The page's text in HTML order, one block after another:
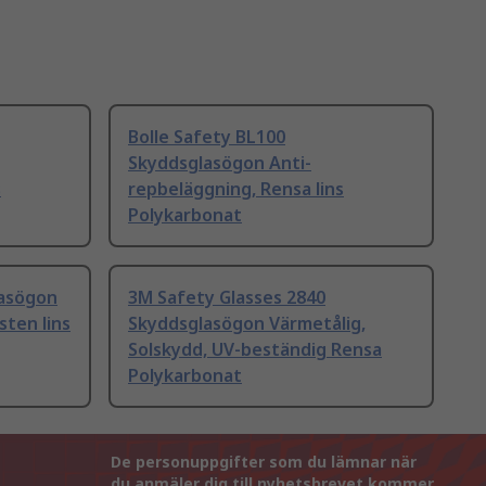
Bolle Safety BL100
Skyddsglasögon Anti-
repbeläggning, Rensa lins
Polykarbonat
lins
3M Safety Glasses 2840
Skyddsglasögon Värmetålig,
Solskydd, UV-beständig Rensa
Polykarbonat
De personuppgifter som du lämnar när